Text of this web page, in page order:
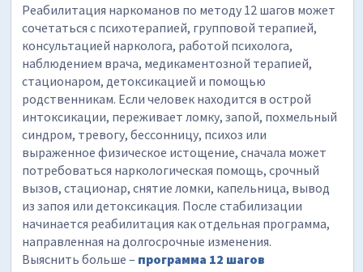
Реабилитация наркоманов по методу 12 шагов может
сочетаться с психотерапией, групповой терапией,
консультацией нарколога, работой психолога,
наблюдением врача, медикаментозной терапией,
стационаром, детоксикацией и помощью
родственникам. Если человек находится в острой
интоксикации, переживает ломку, запой, похмельный
синдром, тревогу, бессонницу, психоз или
выраженное физическое истощение, сначала может
потребоваться наркологическая помощь, срочный
вызов, стационар, снятие ломки, капельница, вывод
из запоя или детоксикация. После стабилизации
начинается реабилитация как отдельная программа,
направленная на долгосрочные изменения.
Выяснить больше – программа 12 шагов